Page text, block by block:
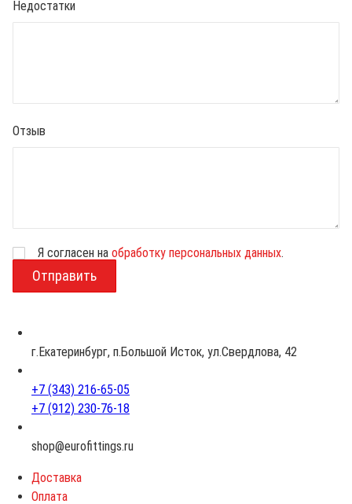
Недостатки
Отзыв
з
Я согласен на обработку персональных данных.
г.Екатеринбург, п.Большой Исток, ул.Свердлова, 42
+7 (343) 216-65-05
+7 (912) 230-76-18
shop@eurofittings.ru
Доставка
Оплата